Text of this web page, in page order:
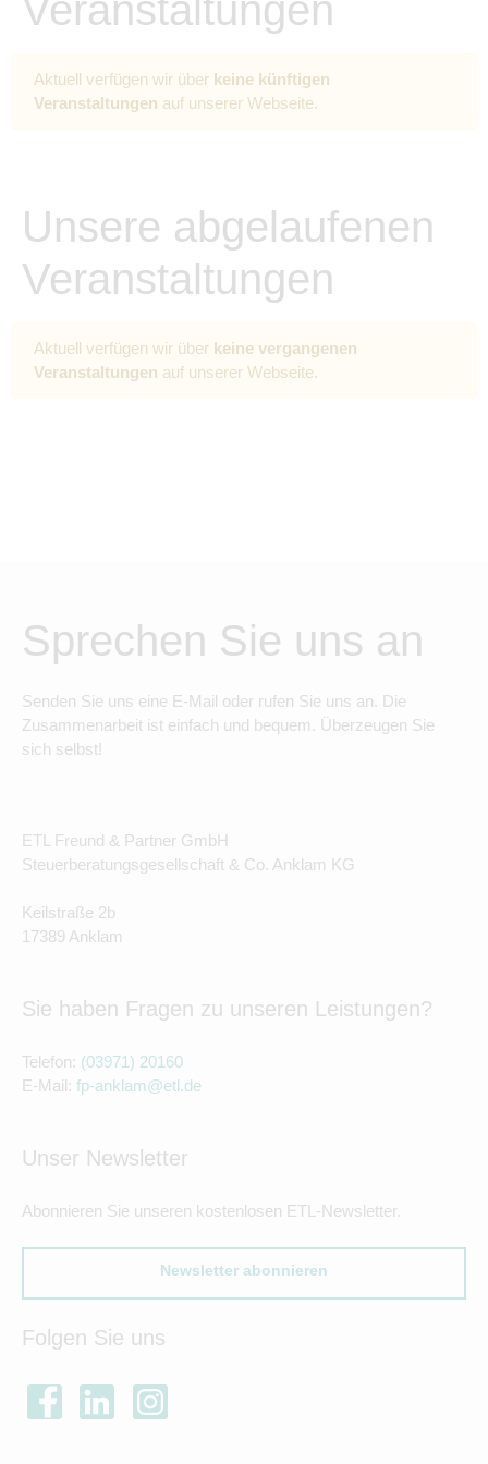
Aktuell verfügen wir über keine künftigen
Veranstaltungen auf unserer Webseite.
Unsere abgelaufenen
Veranstaltungen
Aktuell verfügen wir über keine vergangenen
Veranstaltungen auf unserer Webseite.
Sprechen Sie uns an
Senden Sie uns eine E-Mail oder rufen Sie uns an. Die
Zusammenarbeit ist einfach und bequem. Überzeugen Sie
sich selbst!
ETL Freund & Partner GmbH
Steuerberatungsgesellschaft & Co. Anklam KG
Keilstraße 2b
17389 Anklam
Sie haben Fragen zu unseren Leistungen?
Telefon: (03971) 20160
E-Mail: fp-anklam@etl.de
Unser Newsletter
Abonnieren Sie unseren kostenlosen ETL-Newsletter.
Newsletter abonnieren
Folgen Sie uns